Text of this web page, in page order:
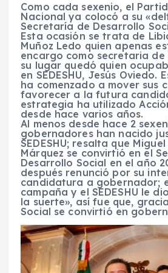
Como cada sexenio, el
Nacional ya colocó a su
Secretaría de Desarrollo
Esta ocasión se trata de
Muñoz Ledo quien apenas
encargo como secretaria
su lugar quedó quien
en SEDESHU, Jesús Oviedo.
ha comenzado a mover sus
favorecer a la futura
estrategia ha utilizado
desde hace varios años.
Al menos desde hace 2
gobernadores han nacido
SEDESHU; resalta que
Márquez se convirtió en el
Desarrollo Social en el año
después renunció por su
candidatura a gobernador;
campaña y el SEDESHU le
la suerte», así fue que,
Social se convirtió en